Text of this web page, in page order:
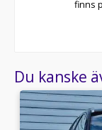
finns
Du kanske